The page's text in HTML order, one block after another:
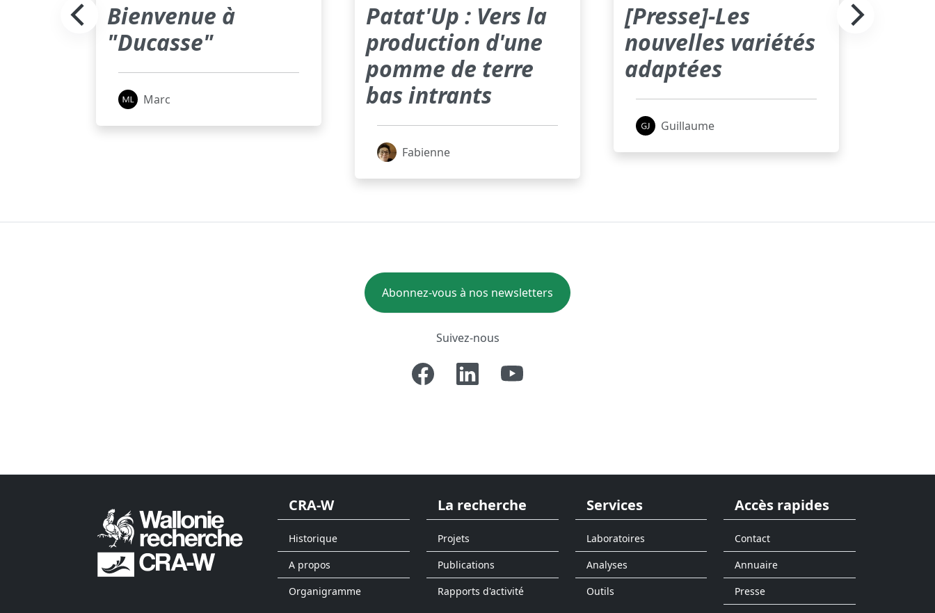
Bienvenue à
"Ducasse"
Marc
Patat'Up : Vers la
production d'une
pomme de terre
bas intrants
Fabienne
[Presse]-Les
nouvelles variétés
adaptées
Guillaume
Abonnez-vous à nos newsletters
Suivez-nous
CRA-W
Historique
A propos
Organigramme
La recherche
Projets
Publications
Rapports d'activité
Services
Laboratoires
Analyses
Outils
Accès rapides
Contact
Annuaire
Presse